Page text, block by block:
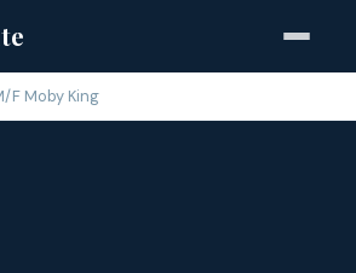
F Moby King